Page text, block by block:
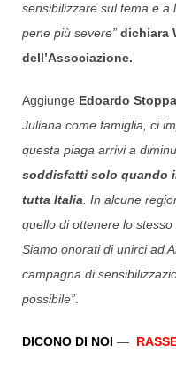
sensibilizzare sul tema e
pene più severe” dichiara
dell’Associazione.
Aggiunge Edoardo Stoppa
Juliana come famiglia, ci
questa piaga arrivi a
soddisfatti solo quando
tutta Italia. In alcune
quello di ottenere lo
Siamo onorati di unirci ad
campagna di
possibile”.
DICONO DI NOI —